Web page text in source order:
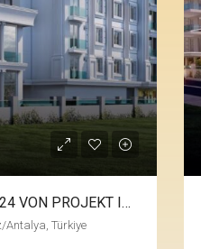
3+1 VILLA GELIEFERT MÄRZ 2024 VON PROJEKT IN ALTINOVA
Antalya, Türkiye